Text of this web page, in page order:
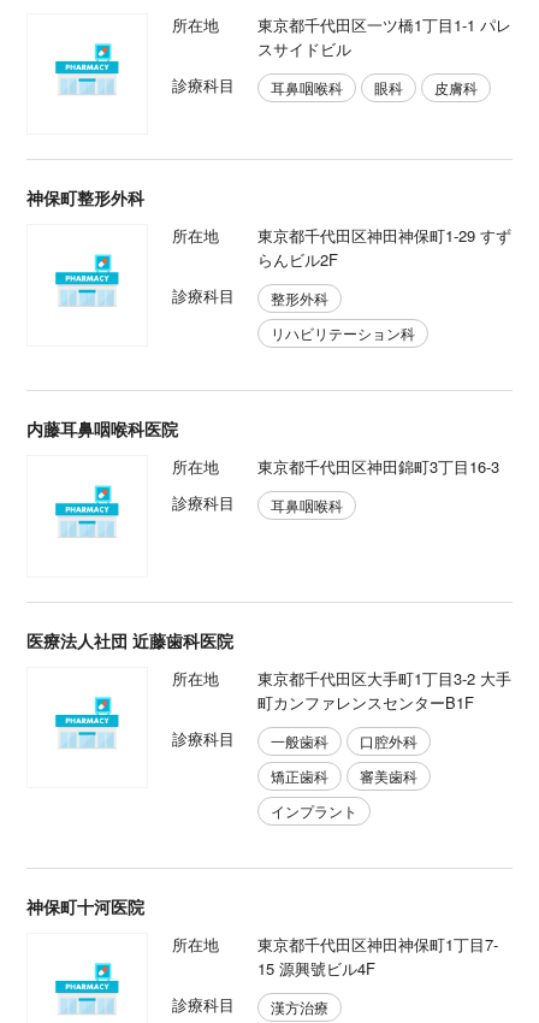
所在地
東京都千代田区一ツ橋1丁目1-1 パレ
スサイドビル
診療科目
耳鼻咽喉科 眼科 皮膚科
神保町整形外科
所在地
東京都千代田区神田神保町1-29 すず
らんビル2F
診療科目
整形外科
リハビリテーション科
内藤耳鼻咽喉科医院
所在地
東京都千代田区神田錦町3丁目16-3
診療科目
耳鼻咽喉科
医療法人社団 近藤歯科医院
所在地
東京都千代田区大手町1丁目3-2 大手
町カンファレンスセンターB1F
診療科目
一般歯科
口腔外科
矯正歯科
審美歯科
インプラント
神保町十河医院
所在地
東京都千代田区神田神保町1丁目7-
15 源興號ビル4F
診療科目
漢方治療